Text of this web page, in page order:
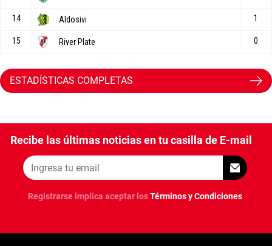
ESTADÍSTICAS COMPLETAS
Recibe las últimas noticias en tu casilla de E-mail
Registrarse implica aceptar losTérminos y Condiciones